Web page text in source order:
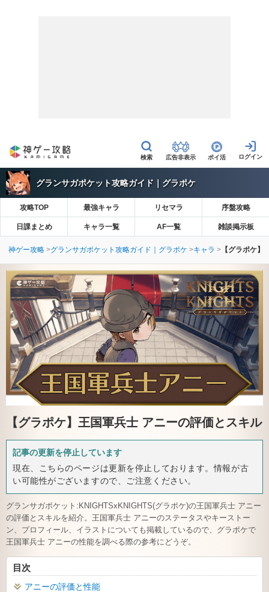
広告非表示 ポイ活
グランサガポケット攻略ガイド｜グラポケ
攻略TOP 最強キャラ リセマラ 序盤攻略
日課まとめ キャラ一覧 AF一覧 雑談掲示板
神ゲー攻略 グランサガポケット攻略ガイド｜グラポケ キャラ 【グラポケ
【グラポケ】 王国軍兵士 アニーの評価とスキル
記事の更新を停止しています
現在、こちらのページは更新を停止しております。情報が古
い可能性がございますので、ご注意ください。
グランサガポケット:KNIGHTSxKNIGHTS(グラポケ)の王国軍兵士 アニー
の評価とスキルを紹介。王国軍兵士 アニーのステータスやキーストー
ン、プロフィール、イラストについても掲載しているので、グラポケで
王国軍兵士 アニーの性能を調べる際の参考にどうぞ。
目次
アニーの評価と性能